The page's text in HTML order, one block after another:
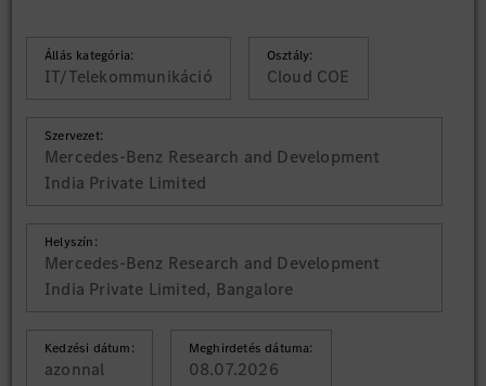
Állás kategória:
IT/Telekommunikáció
Osztály:
Cloud COE
Szervezet:
Mercedes-Benz Research and Development
India Private Limited
Helyszín:
Mercedes-Benz Research and Development
India Private Limited, Bangalore
Kedzési dátum:
azonnal
Meghirdetés dátuma:
08.07.2026